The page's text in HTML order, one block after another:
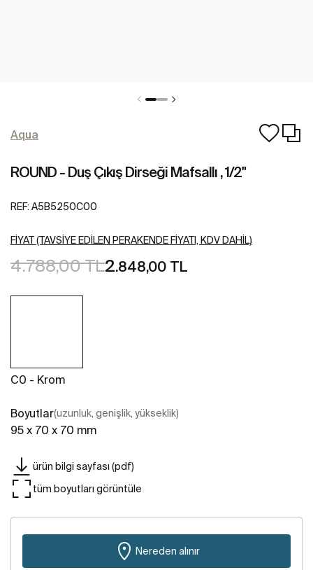
Aqua
ROUND - Duş Çıkış Dirseği Mafsallı , 1/2"
REF: A5B5250C00
FIYAT (TAVSIYE EDILEN PERAKENDE FIYATI, KDV DAHIL)
4.788,00 TL2.848,00 TL
C0 - Krom
Boyutlar(uzunluk, genişlik, yükseklik)
95 x 70 x 70 mm
ürün bilgi sayfası (pdf)
tüm boyutları görüntüle
Nereden alınır